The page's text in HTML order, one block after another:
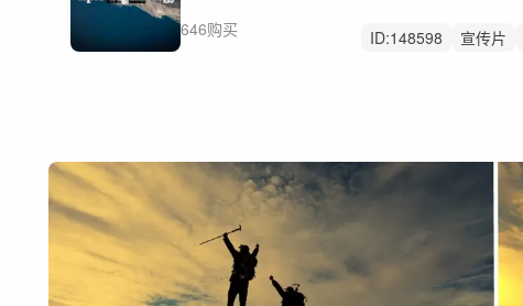
646购买 ID:148598 宣传片